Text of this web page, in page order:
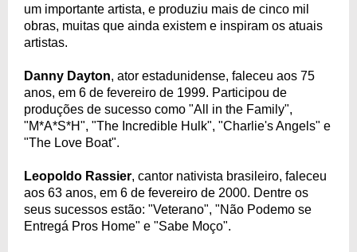
um importante artista, e produziu mais de cinco mil
obras, muitas que ainda existem e inspiram os atuais
artistas.
Danny Dayton, ator estadunidense, faleceu aos 75
anos, em 6 de fevereiro de 1999. Participou de
produções de sucesso como "All in the Family",
"M*A*S*H", "The Incredible Hulk", "Charlie's Angels" e
"The Love Boat".
Leopoldo Rassier, cantor nativista brasileiro, faleceu
aos 63 anos, em 6 de fevereiro de 2000. Dentre os
seus sucessos estão: "Veterano", "Não Podemo se
Entregá Pros Home" e "Sabe Moço".